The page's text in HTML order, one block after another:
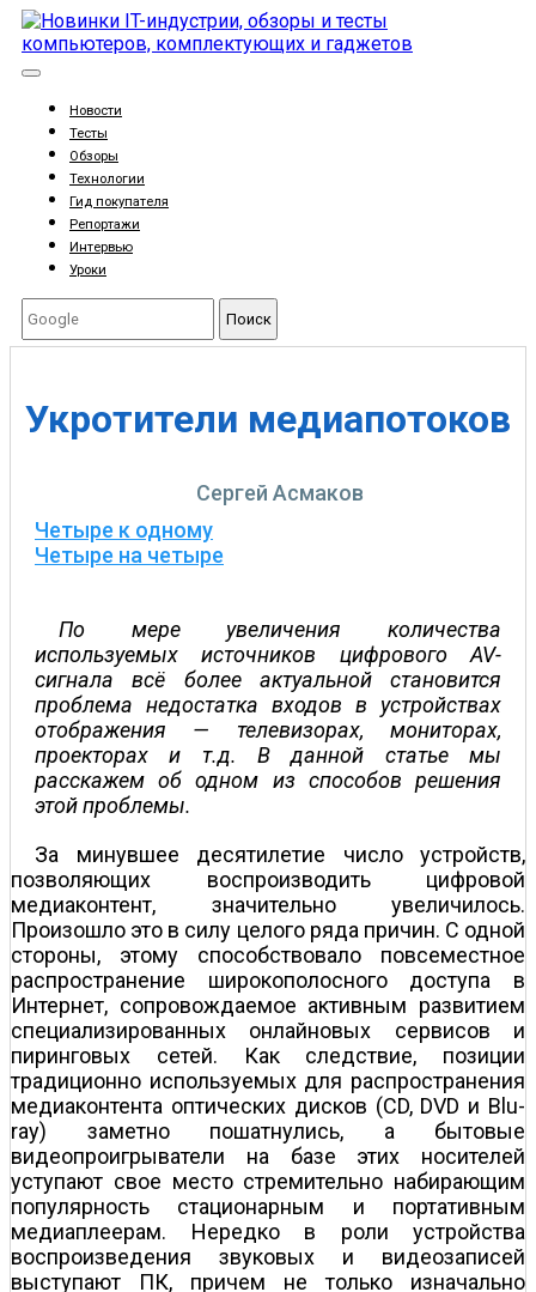
Новости
Тесты
Обзоры
Технологии
Гид покупателя
Репортажи
Интервью
Уроки
Поиск
Укротители медиапотоков
Сергей Асмаков
Четыре к одному
Четыре на четыре
По мере увеличения количества
используемых источников цифрового AV-
сигнала всё более актуальной становится
проблема недостатка входов в устройствах
отображения — телевизорах, мониторах,
проекторах и т.д. В данной статье мы
расскажем об одном из способов решения
этой проблемы.
За минувшее десятилетие число устройств,
позволяющих воспроизводить цифровой
медиаконтент, значительно увеличилось.
Произошло это в силу целого ряда причин. С одной
стороны, этому способствовало повсеместное
распространение широкополосного доступа в
Интернет, сопровождаемое активным развитием
специализированных онлайновых сервисов и
пиринговых сетей. Как следствие, позиции
традиционно используемых для распространения
медиаконтента оптических дисков (CD, DVD и Blu-
ray) заметно пошатнулись, а бытовые
видеопроигрыватели на базе этих носителей
уступают свое место стремительно набирающим
популярность стационарным и портативным
медиаплеерам. Нередко в роли устройства
воспроизведения звуковых и видеозаписей
выступают ПК, причем не только изначально